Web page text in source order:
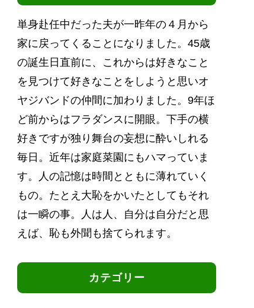
単身赴任中だった夫が一昨年の４月から
家に戻ってくることになりました。45歳
の誕生日直前に、これからは好きなこと
を見つけて好きなことをしようと思いオ
ヤジバンドの仲間に加わりました。9年ほ
ど前からはフラダンスに開眼。下手の横
好きですが独り舞台の妄想に酔いしれる
毎日。近年は家庭菜園にもハマっていま
す。人の記憶は時間とともに薄れていく
もの。たとえ大恥をかいたとしてもそれ
は一瞬の事。人は人、自分は自分だと思
えば、恥も外聞も捨てられます。
カテゴリー